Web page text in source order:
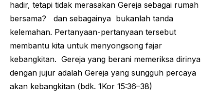
hadir, tetapi tidak merasakan Gereja sebagai rumah
bersama? dan sebagainya bukanlah tanda
kelemahan. Pertanyaan-pertanyaan tersebut
membantu kita untuk menyongsong fajar
kebangkitan. Gereja yang berani memeriksa dirinya
dengan jujur adalah Gereja yang sungguh percaya
akan kebangkitan (bdk. 1Kor 15:36–38)